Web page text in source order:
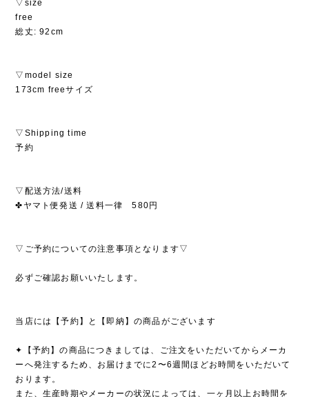
▽size
free
総丈: 92cm
▽model size
173cm freeサイズ
▽Shipping time
予約
▽配送方法/送料
✤ヤマト便発送 / 送料一律 580円
▽ご予約についての注意事項となります▽
必ずご確認お願いいたします。
当店には【予約】と【即納】の商品がございます
✦【予約】の商品につきましては、ご注文をいただいてからメーカ
ーへ発注するため、お届けまでに2〜6週間ほどお時間をいただいて
おります。
また、生産時期やメーカーの状況によっては、一ヶ月以上お時間を